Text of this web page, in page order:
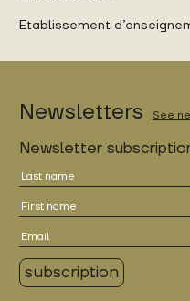
Etablissement
Newsletters See
Newsletter